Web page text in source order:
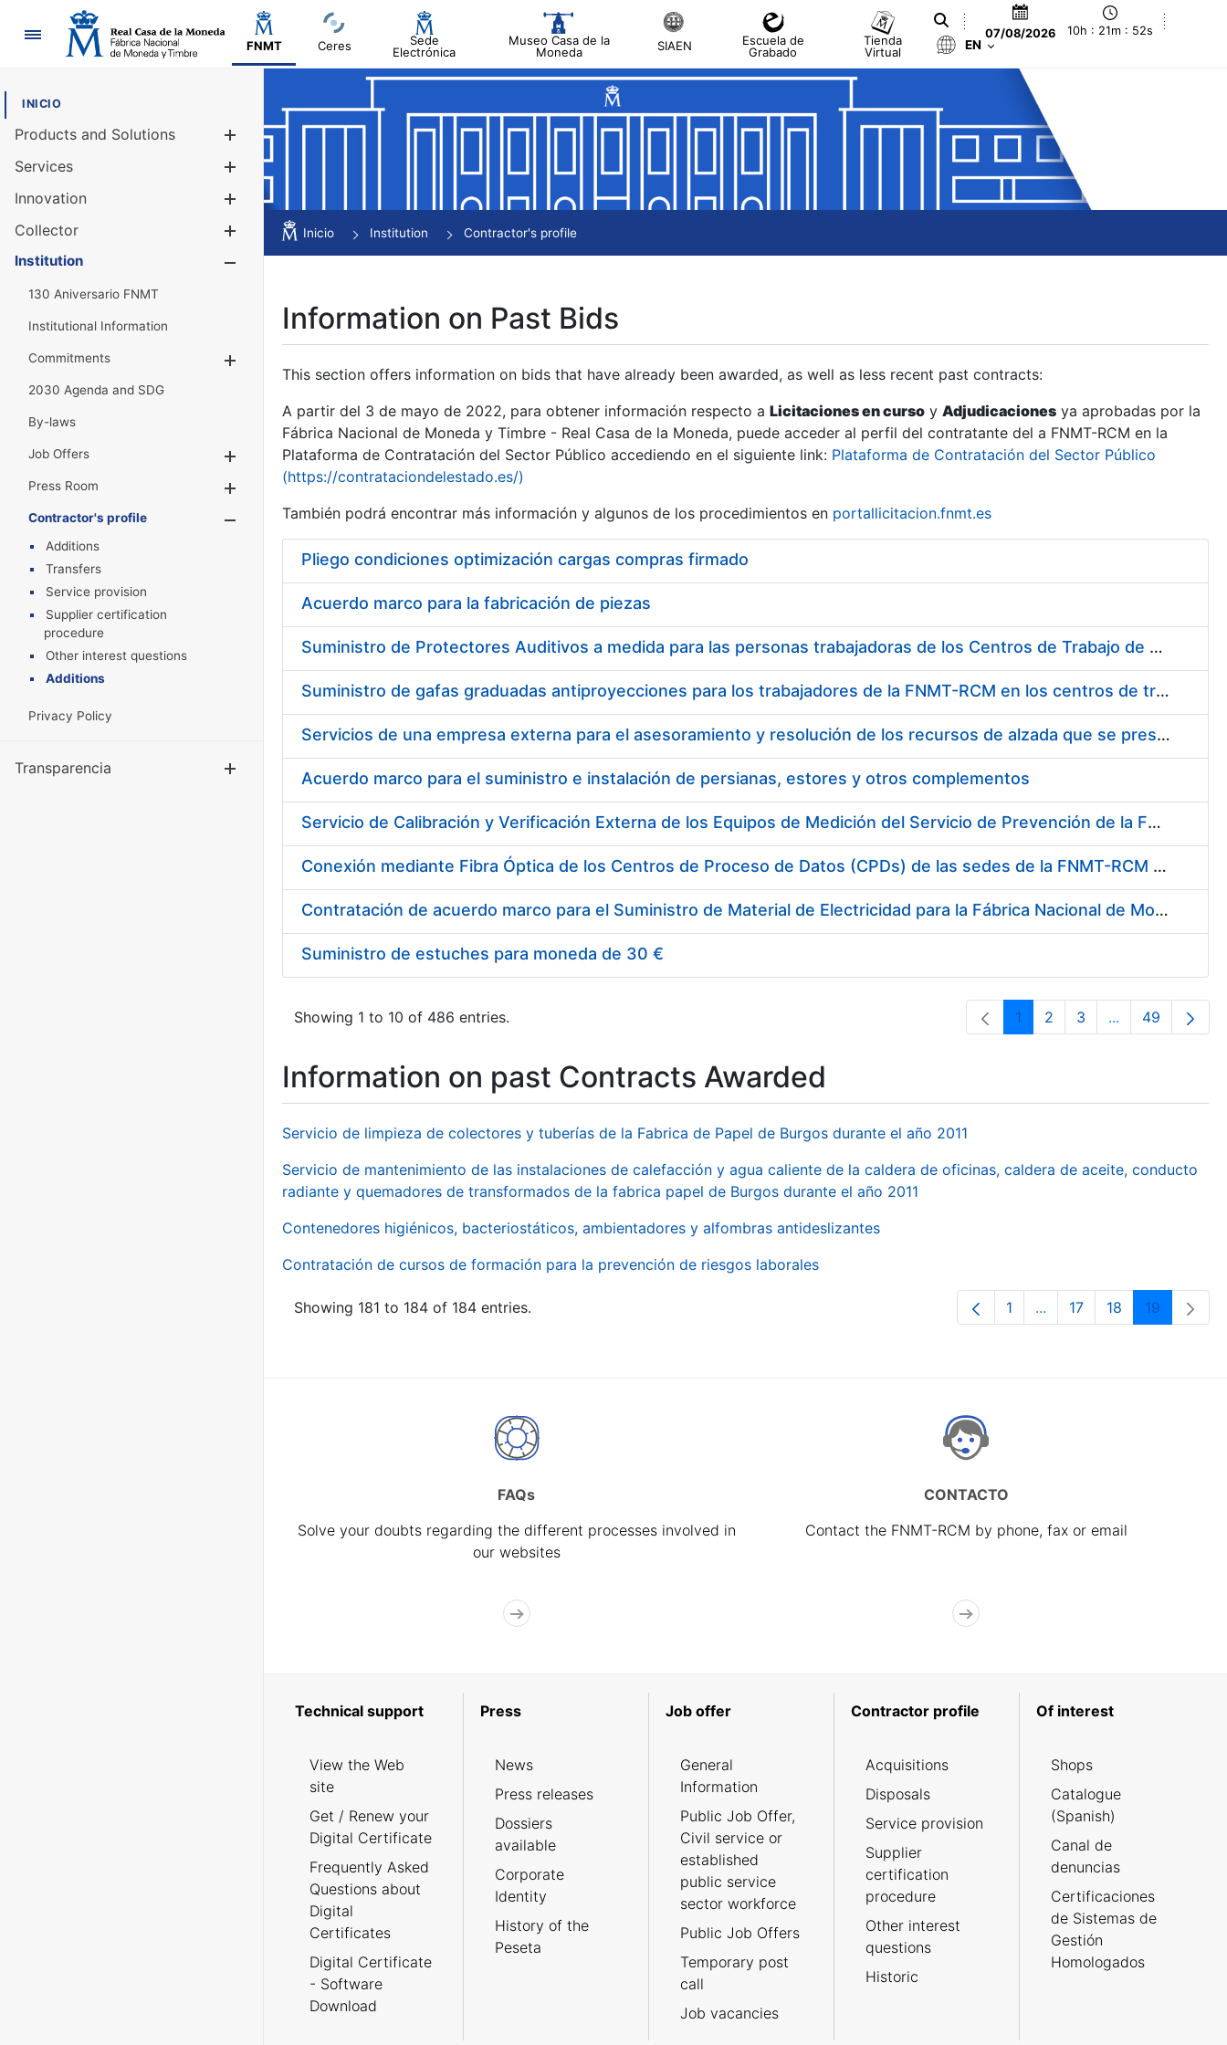
Navigation
FNMT Ceres
Sede
Electrónica
Museo Casa de la
Moneda
SIAEN
Escuela de
Grabado
Tienda
Virtual
07/08/2026 10h : 21m : 52s
EN
INICIO
Products and Solutions
Services
Innovation
Collector
Show/Hide
Institution
130 Aniversario FNMT
Institutional Information
Commitments
2030 Agenda and SDG
By-laws
Job Offers
Show/Hide
Press Room
Show/Hide
Contractor's profile
Show/Hide
Additions
Transfers
Service provision
Supplier certification
procedure
Other interest questions
Additions
Privacy Policy
Transparencia Show/Hide
Inicio Institution Contractor's profile
Information on Past Bids
This section offers information on bids that have already been awarded, as well as less recent past contracts:
A partir del 3 de mayo de 2022, para obtener información respecto a Licitaciones en curso y Adjudicaciones ya aprobadas por la
Fábrica Nacional de Moneda y Timbre - Real Casa de la Moneda, puede acceder al perfil del contratante del a FNMT-RCM en la
Plataforma de Contratación del Sector Público accediendo en el siguiente link: Plataforma de Contratación del Sector Público
(https://contrataciondelestado.es/)
También podrá encontrar más información y algunos de los procedimientos en portallicitacion.fnmt.es
Pliego condiciones optimización cargas compras firmado
Acuerdo marco para la fabricación de piezas
Suministro de Protectores Auditivos a medida para las personas trabajadoras de los Centros de Trabajo de Madrid y Burgos
Suministro de gafas graduadas antiproyecciones para los trabajadores de la FNMT-RCM en los centros de trabajo de Madrid y Burgos
Servicios de una empresa externa para el asesoramiento y resolución de los recursos de alzada que se presentan relacionados con procesos de selección para la FNMT-RCM
Acuerdo marco para el suministro e instalación de persianas, estores y otros complementos
Servicio de Calibración y Verificación Externa de los Equipos de Medición del Servicio de Prevención de la FNMT-RCM
Conexión mediante Fibra Óptica de los Centros de Proceso de Datos (CPDs) de las sedes de la FNMT-RCM de Burgos y Madrid
Contratación de acuerdo marco para el Suministro de Material de Electricidad para la Fábrica Nacional de Moneda y Timbre-Real Casa de la Moneda en su centro de trabajo de Burgos
Suministro de estuches para moneda de 30 €
Showing 1 to 10 of 486 entries. Page
1 Page
2 Page
3 ...Intermediate
Page
49
Information on past Contracts Awarded
Servicio de limpieza de colectores y tuberías de la Fabrica de Papel de Burgos durante el año 2011
Servicio de mantenimiento de las instalaciones de calefacción y agua caliente de la caldera de oficinas, caldera de aceite, conducto
radiante y quemadores de transformados de la fabrica papel de Burgos durante el año 2011
Contenedores higiénicos, bacteriostáticos, ambientadores y alfombras antideslizantes
Contratación de cursos de formación para la prevención de riesgos laborales
Showing 181 to 184 of 184 entries. Page
1 ...Intermediate Pages Use
Page
17 Page
18 Page
19
FAQs
Solve your doubts regarding the different processes involved in
our websites
CONTACTO
Contact the FNMT-RCM by phone, fax or email
Technical support
View the Web
site
Get / Renew your
Digital Certificate
Frequently Asked
Questions about
Digital
Certificates
Digital Certificate
- Software
Download
Press
News
Press releases
Dossiers
available
Corporate
Identity
History of the
Peseta
Job offer
General
Information
Public Job Offer,
Civil service or
established
public service
sector workforce
Public Job Offers
Temporary post
call
Job vacancies
Contractor profile
Acquisitions
Disposals
Service provision
Supplier
certification
procedure
Other interest
questions
Historic
Of interest
Shops
Catalogue
(Spanish)
Canal de
denuncias
Certificaciones
de Sistemas de
Gestión
Homologados